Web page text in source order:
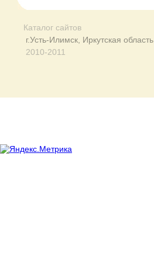
Каталог сайтов
г.Усть-Илимск, Иркутская область
2010-2011